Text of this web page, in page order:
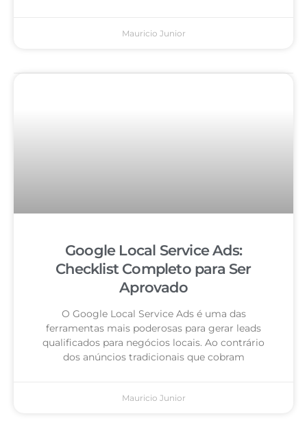
Mauricio Junior
Google Local Service Ads:
Checklist Completo para Ser
Aprovado
O Google Local Service Ads é uma das
ferramentas mais poderosas para gerar leads
qualificados para negócios locais. Ao contrário
dos anúncios tradicionais que cobram
Mauricio Junior